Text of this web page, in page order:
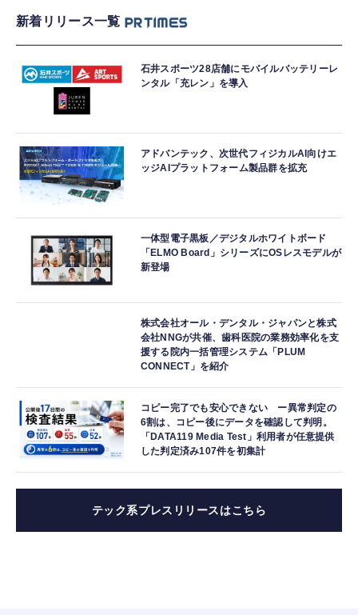
新着リリース一覧
石井スポーツ28店舗にモバイルバッテリーレ
ンタル「充レン」を導入
アドバンテック、次世代フィジカルAI向けエ
ッジAIプラットフォーム製品群を拡充
一体型電子黒板／デジタルホワイトボード
「ELMO Board」シリーズにOSレスモデルが
新登場
株式会社オール・デンタル・ジャパンと株式
会社NNGが共催、歯科医院の業務効率化を支
援する院内一括管理システム「PLUM
CONNECT」を紹介
コピー完了でも安心できない ー異常判定の
6割は、コピー後にデータを確認して判明。
「DATA119 Media Test」利用者が任意提供
した判定済み107件を初集計
テック系プレスリリースはこちら